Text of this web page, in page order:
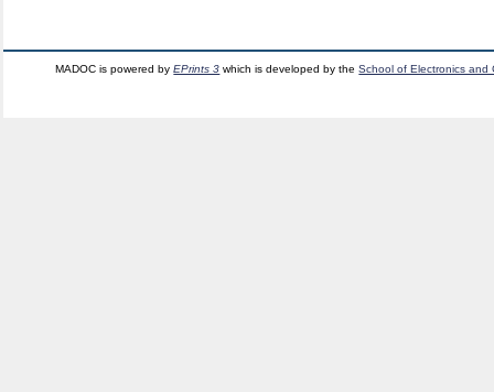
MADOC is powered byEPrints 3 which is developed by theSchool of Electronics and